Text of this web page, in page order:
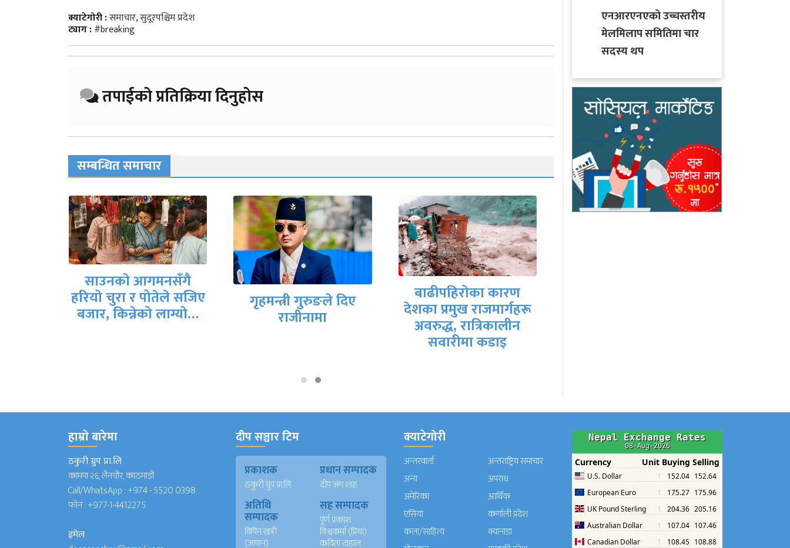
क्याटेगोरी :समाचार,सुदूरपश्चिम प्रदेश
ट्याग :#breaking
तपाईको प्रतिक्रिया दिनुहोस
सम्बन्धित समाचार
गृहमन्त्री गुरुङले दिए
राजीनामा
बाढीपहिरोका कारण
देशका प्रमुख राजमार्गहरू
अवरुद्ध, रात्रिकालीन
मिटरब्याजपीडित र
सरकारी वार्ता टोलीबीच
आजै सम्झौतापत्रमा
हस्ताक्षर हुने तयारी
एनआरएनएको उच्चस्तरीय
मेलमिलाप समितिमा चार
सदस्य थप
हाम्राे बारेमा
ठकुरी ग्रुप प्रा.लि
कामपा २६, लैनचौर, काठमाडौं
Call/WhatsApp :+974 - 5520 0398
फोन :+977-1-4412275
इमेल
दीप सञ्चार टिम
प्रकाशक
ठकुरी ग्रुप प्रा.लि
प्रधान सम्पादक
दीप जंग शाह
अतिथि
सम्पादक
विपिन खत्री
(जापान)
सह सम्पादक
पूर्ण प्रकाश
विश्वकर्मा (प्रिया)
कविता दाहाल
क्याटेगोरी
अन्तरवार्ता
अन्तराष्ट्रिय समाचार
अन्य
अपराध
अमेरिका
आर्थिक
एसिया
कर्णाली प्रदेश
कला/साहित्य
क्यानाडा